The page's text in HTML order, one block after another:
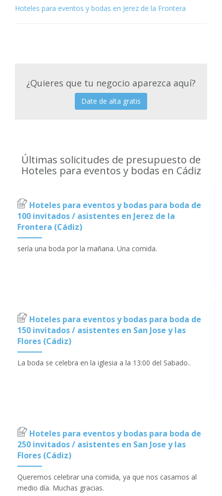
Hoteles para eventos y bodas en Jerez de la Frontera
¿Quieres que tu negocio aparezca aquí?
Date de alta gratis
Últimas solicitudes de presupuesto de
Hoteles para eventos y bodas en Cádiz
Hoteles para eventos y bodas para boda de
100 invitados / asistentes en Jerez de la
Frontera (Cádiz)
sería una boda por la mañana. Una comida.
Hoteles para eventos y bodas para boda de
150 invitados / asistentes en San Jose y las
Flores (Cádiz)
La boda se celebra en la iglesia a la 13:00 del Sabado..
Hoteles para eventos y bodas para boda de
250 invitados / asistentes en San Jose y las
Flores (Cádiz)
Queremos celebrar una comida, ya que nos casamos al
medio día. Muchas gracias.